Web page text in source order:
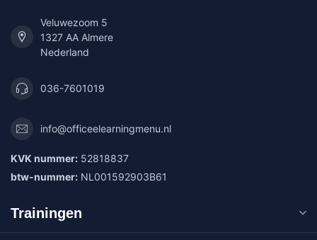
Veluwezoom 5
1327 AA Almere
Nederland
036-7601019
info@officeelearningmenu.nl
KVK nummer: 52818837
btw-nummer: NL001592903B61
Trainingen